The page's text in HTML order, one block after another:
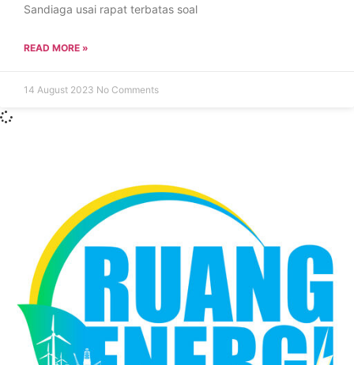
Sandiaga usai rapat terbatas soal
READ MORE »
14 August 2023 No Comments